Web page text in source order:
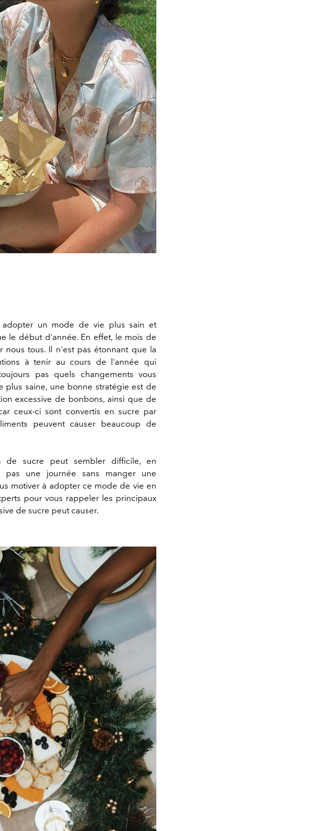
un mode de vie plus sain et
le début d'année. En effet, le mois de
tous. Il n'est pas étonnant que la
à tenir au cours de l'année qui
pas quels changements vous
saine, une bonne stratégie est de
excessive de bonbons, ainsi que de
ceux-ci sont convertis en sucre par
peuvent causer beaucoup de
de sucre peut sembler difficile, en
une journée sans manger une
motiver à adopter ce mode de vie en
pour vous rappeler les principaux
de sucre peut causer.